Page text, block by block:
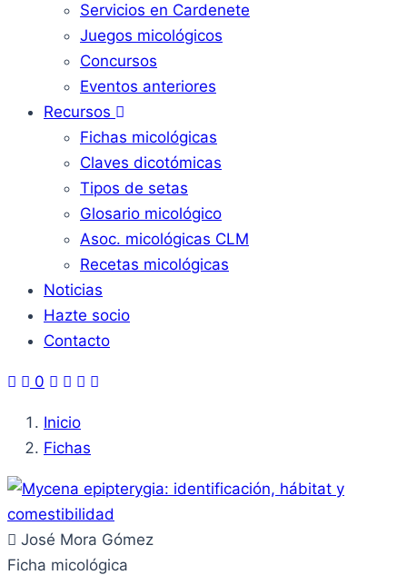
Servicios en Cardenete
Juegos micológicos
Concursos
Eventos anteriores
Recursos
Fichas micológicas
Claves dicotómicas
Tipos de setas
Glosario micológico
Asoc. micológicas CLM
Recetas micológicas
Noticias
Hazte socio
Contacto
0
Inicio
Fichas
José Mora Gómez
Ficha micológica